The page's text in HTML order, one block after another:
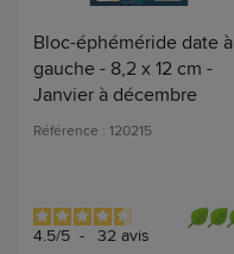
Bloc-éphéméride date à
gauche - 8,2 x 12 cm -
Janvier à décembre
Référence : 120215
4.5/5 - 32 avis